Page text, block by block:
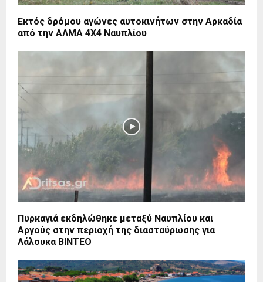
Εκτός δρόμου αγώνες αυτοκινήτων στην Αρκαδία
από την ΑΛΜΑ 4Χ4 Ναυπλίου
Πυρκαγιά εκδηλώθηκε μεταξύ Ναυπλίου και
Αργούς στην περιοχή της διασταύρωσης για
Λάλουκα ΒΙΝΤΕΟ